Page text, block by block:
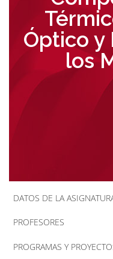
Óptico y
los
DATOS DE LA
PROFESORES
PROGRAMAS Y